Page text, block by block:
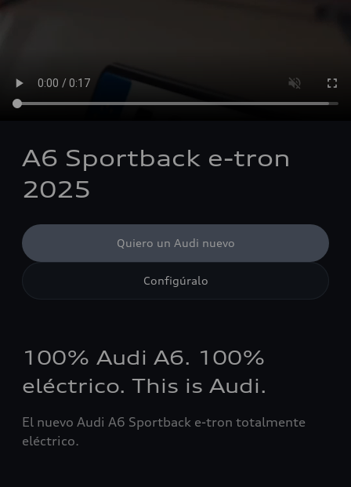
A6 Sportback e-tron
2025
Quiero un Audi nuevo
Configúralo
100% Audi A6. 100%
eléctrico. This is Audi.
El nuevo Audi A6 Sportback e-tron totalmente
eléctrico.